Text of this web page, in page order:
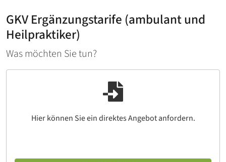
GKV Ergänzungstarife (ambulant und
Heilpraktiker)
Was möchten Sie tun?
Hier können Sie ein direktes Angebot anfordern.